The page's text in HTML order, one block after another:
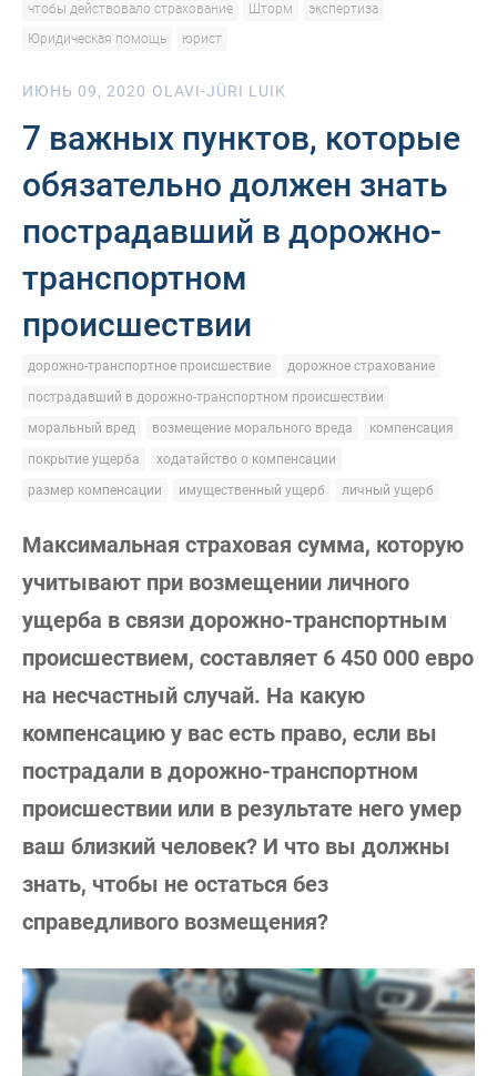
чтобы действовало страхование
Шторм
экспертиза
Юридическая помощь
юрист
ИЮНЬ 09, 2020 OLAVI-JÜRI LUIK
7 важных пунктов, которые
обязательно должен знать
пострадавший в дорожно-
транспортном
происшествии
дорожно-транспортное происшествие
дорожное страхование
пострадавший в дорожно-транспортном происшествии
моральный вред
возмещение морального вреда
компенсация
покрытие ущерба
ходатайство о компенсации
размер компенсации
имущественный ущерб личный ущерб
Максимальная страховая сумма, которую
учитывают при возмещении личного
ущерба в связи дорожно-транспортным
происшествием, составляет 6 450 000 евро
на несчастный случай. На какую
компенсацию у вас есть право, если вы
пострадали в дорожно-транспортном
происшествии или в результате него умер
ваш близкий человек? И что вы должны
знать, чтобы не остаться без
справедливого возмещения?